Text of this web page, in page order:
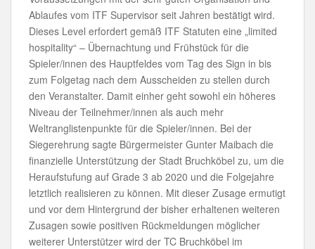
Ablaufes vom ITF Supervisor seit Jahren bestätigt wird.
Dieses Level erfordert gemäß ITF Statuten eine „limited
hospitality“ – Übernachtung und Frühstück für die
Spieler/innen des Hauptfeldes vom Tag des Sign in bis
zum Folgetag nach dem Ausscheiden zu stellen durch
den Veranstalter. Damit einher geht sowohl ein höheres
Niveau der Teilnehmer/innen als auch mehr
Weltranglistenpunkte für die Spieler/innen. Bei der
Siegerehrung sagte Bürgermeister Gunter Maibach die
finanzielle Unterstützung der Stadt Bruchköbel zu, um die
Heraufstufung auf Grade 3 ab 2020 und die Folgejahre
letztlich realisieren zu können. Mit dieser Zusage ermutigt
und vor dem Hintergrund der bisher erhaltenen weiteren
Zusagen sowie positiven Rückmeldungen möglicher
weiterer Unterstützer wird der TC Bruchköbel im